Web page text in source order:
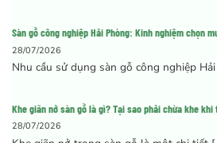
Sàn gỗ công nghiệp Hải Phòng: Kinh nghiệm chọn
28/07/2026
Nhu cầu sử dụng sàn gỗ công nghiệp
Khe giãn nở sàn gỗ là gì? Tại sao phải chừa khe khi
28/07/2026